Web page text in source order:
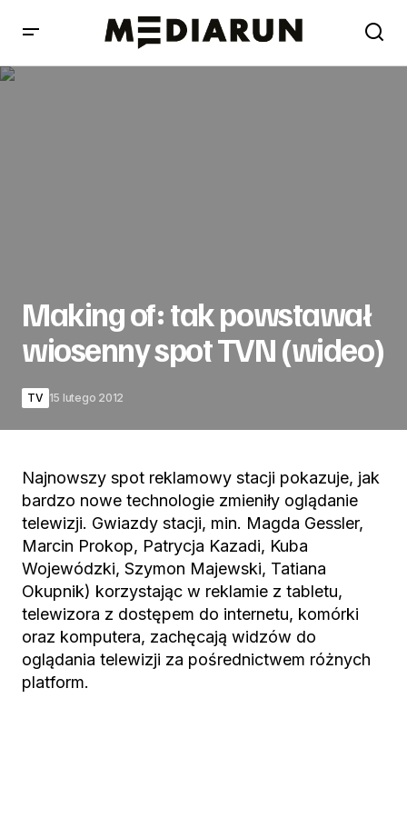
Making of: tak powstawał
wiosenny spot TVN (wideo)
TV 15 lutego 2012
Najnowszy spot reklamowy stacji pokazuje, jak
bardzo nowe technologie zmieniły oglądanie
telewizji. Gwiazdy stacji, min. Magda Gessler,
Marcin Prokop, Patrycja Kazadi, Kuba
Wojewódzki, Szymon Majewski, Tatiana
Okupnik) korzystając w reklamie z tabletu,
telewizora z dostępem do internetu, komórki
oraz komputera, zachęcają widzów do
oglądania telewizji za pośrednictwem różnych
platform.